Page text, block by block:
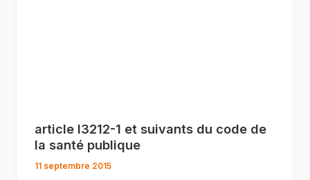
article l3212-1 et suivants du code de
la santé publique
11 septembre 2015